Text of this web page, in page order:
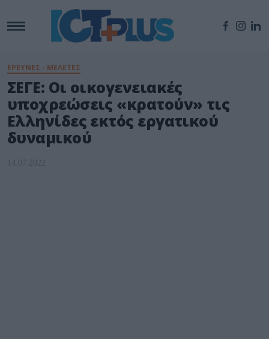
ΕΡΕΥΝΕΣ - ΜΕΛΕΤΕΣ
ΣΕΓΕ: Οι οικογενειακές
υποχρεώσεις «κρατούν» τις
Ελληνίδες εκτός εργατικού
δυναμικού
14.07.2022